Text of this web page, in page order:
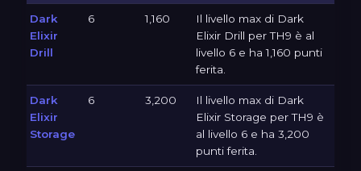
Dark
Elixir
Drill
6 1,160
Il livello max di Dark
Elixir Drill per TH9 è al
livello 6 e ha 1,160 punti
ferita.
Dark
Elixir
Storage
6 3,200
Il livello max di Dark
Elixir Storage per TH9 è
al livello 6 e ha 3,200
punti ferita.